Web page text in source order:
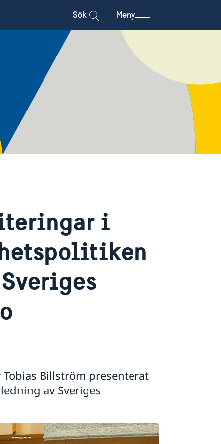
Sök Meny
i
Billström presenterat
av Sveriges